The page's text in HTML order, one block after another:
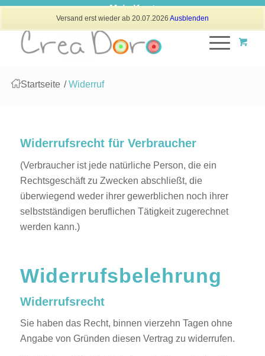
Mein Konto
Startseite / Widerruf
Widerrufsrecht für Verbraucher
(Verbraucher ist jede natürliche Person, die ein
Rechtsgeschäft zu Zwecken abschließt, die
überwiegend weder ihrer gewerblichen noch ihrer
selbstständigen beruflichen Tätigkeit zugerechnet
werden kann.)
Widerrufsbelehrung
Widerrufsrecht
Sie haben das Recht, binnen vierzehn Tagen ohne
Angabe von Gründen diesen Vertrag zu widerrufen.
Versand erst wieder ab 20.07.2026 Ausblenden